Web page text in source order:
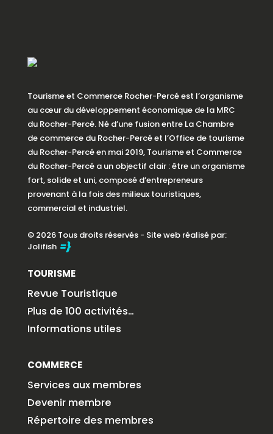
Tourisme et Commerce Rocher-Percé est l’organisme
au cœur du développement économique de la MRC
du Rocher-Percé. Né d’une fusion entre La Chambre
de commerce du Rocher-Percé et l’Office de tourisme
du Rocher-Percé en mai 2019, Tourisme et Commerce
du Rocher-Percé a un objectif clair : être un organisme
fort, solide et uni, composé d’entrepreneurs
provenant à la fois des milieux touristiques,
commercial et industriel.
© 2026 Tous droits réservés - Site web réalisé par:
Jolifish
TOURISME
Revue Touristique
Plus de 100 activités…
Informations utiles
COMMERCE
Services aux membres
Devenir membre
Répertoire des membres